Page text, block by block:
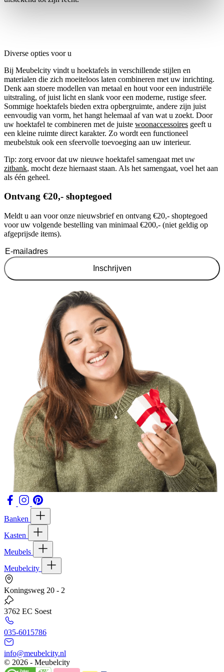
Diverse opties voor u
Bij Meubelcity vindt u hoektafels in verschillende stijlen en
materialen die zich moeiteloos laten combineren met uw inrichting.
Denk aan stoere modellen van metaal en hout voor een industriële
uitstraling, of juist licht en slank voor een moderne, rustige sfeer.
Sommige hoektafels bieden extra opbergruimte, andere zijn juist
eenvoudig van vorm, het hangt helemaal af van wat u zoekt. Door
uw hoektafel te combineren met de juiste woonaccessoires geeft u
een kleine ruimte direct karakter. Zo wordt een functioneel
meubelstuk ook een sfeervolle toevoeging aan uw interieur.
Tip: zorg ervoor dat uw nieuwe hoektafel samengaat met uw
zitbank, mocht deze hiernaast staan. Als het samengaat, voel het aan
als één geheel.
Ontvang €20,- shoptegoed
Meldt u aan voor onze nieuwsbrief en ontvang €20,- shoptegoed
voor uw volgende bestelling van minimaal €200,- (niet geldig op
afgeprijsde items).
Inschrijven
Banken
Kasten
Meubels
Meubelcity
Koningsweg 20 - 2
3762 EC Soest
035-6015786
info@meubelcity.nl
© 2026 - Meubelcity